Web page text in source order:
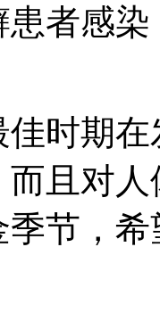
者感
时期
而且对
节，